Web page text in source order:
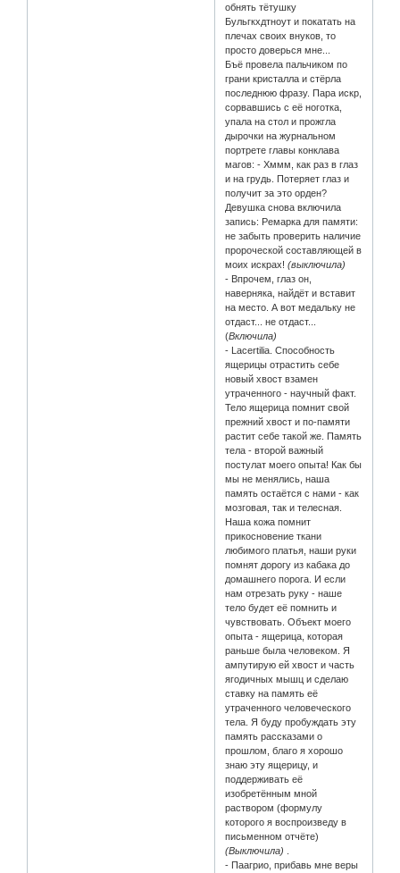
обнять тётушку
Бульгкхдтноут и покатать на
плечах своих внуков, то
просто доверься мне...
Бъё провела пальчиком по
грани кристалла и стёрла
последнюю фразу. Пара искр,
сорвавшись с её ноготка,
упала на стол и прожгла
дырочки на журнальном
портрете главы конклава
магов: - Хммм, как раз в глаз
и на грудь. Потеряет глаз и
получит за это орден?
Девушка снова включила
запись: Ремарка для памяти:
не забыть проверить наличие
пророческой составляющей в
моих искрах!(выключила)
- Впрочем, глаз он,
наверняка, найдёт и вставит
на место. А вот медальку не
отдаст... не отдаст...
(Включила)
- Lacertilia. Способность
ящерицы отрастить себе
новый хвост взамен
утраченного - научный факт.
Тело ящерица помнит свой
прежний хвост и по-памяти
растит себе такой же. Память
тела - второй важный
постулат моего опыта! Как бы
мы не менялись, наша
память остаётся с нами - как
мозговая, так и телесная.
Наша кожа помнит
прикосновение ткани
любимого платья, наши руки
помнят дорогу из кабака до
домашнего порога. И если
нам отрезать руку - наше
тело будет её помнить и
чувствовать. Объект моего
опыта - ящерица, которая
раньше была человеком. Я
ампутирую ей хвост и часть
ягодичных мышц и сделаю
ставку на память её
утраченного человеческого
тела. Я буду пробуждать эту
память рассказами о
прошлом, благо я хорошо
знаю эту ящерицу, и
поддерживать её
изобретённым мной
раствором (формулу
которого я воспроизведу в
письменном отчёте)
(Выключила)
- Паагрио, прибавь мне веры